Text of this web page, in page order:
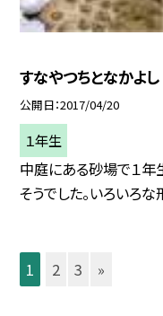
すなやつちとなかよし
公開日 2017/04/20
１年生
中庭にある砂場で１年
そうでした。いろいろな
1 2 3 »